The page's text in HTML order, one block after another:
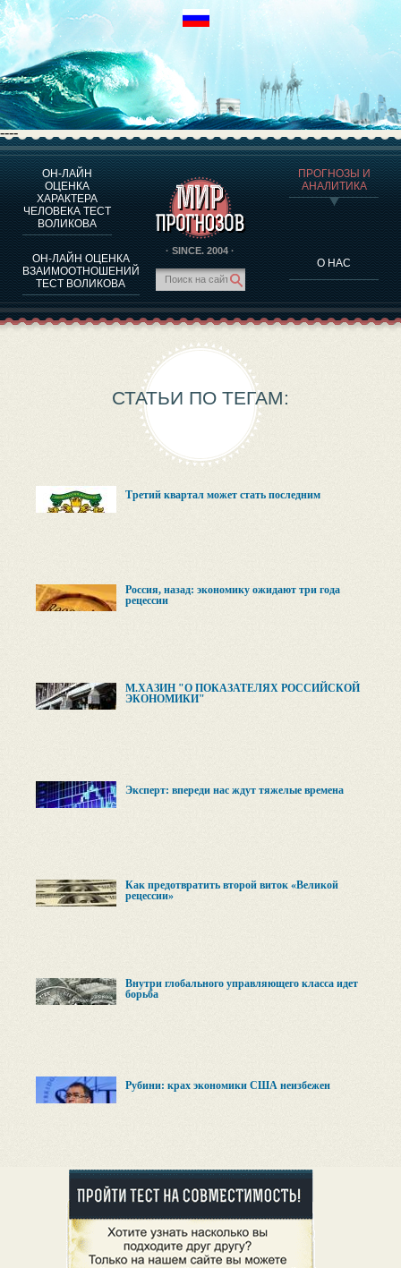
----
ОН-ЛАЙН
ОЦЕНКА
ХАРАКТЕРА
ЧЕЛОВЕКА ТЕСТ
ВОЛИКОВА
ОН-ЛАЙН ОЦЕНКА
ВЗАИМООТНОШЕНИЙ
ТЕСТ ВОЛИКОВА
· SINCE. 2004 ·
ПРОГНОЗЫ И
АНАЛИТИКА
О НАС
О ПРОГРАММЕ
ОЦЕНКА ХАРАКТЕРA ЧЕЛОВЕКА
ОЦЕНКА ХАРАКТЕРА ВЫДАЮЩИХСЯ ЛИЧНОСТЕЙ
О ПРОГРАММЕ
ТЕСТ НА СОВМЕСТИМОСТЬ ВОЛИКОВА
ПРОГНОЗЫ И АНАЛИТИКА
СТАТЬИ ПО ТЕГАМ:
Третий квартал может стать последним
Россия, назад: экономику ожидают три года
рецессии
М.ХАЗИН "О ПОКАЗАТЕЛЯХ РОССИЙСКОЙ
ЭКОНОМИКИ"
Эксперт: впереди нас ждут тяжелые времена
Как предотвратить второй виток «Великой
рецессии»
Внутри глобального управляющего класса идет
борьба
Рубини: крах экономики США неизбежен